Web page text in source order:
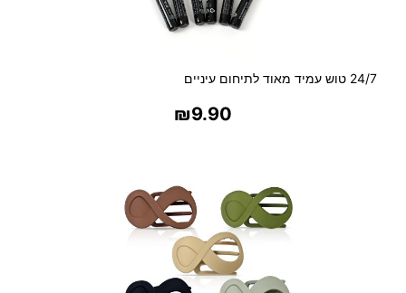
24/7 טוש עמיד מאוד לתיחום עיניים
₪9.90